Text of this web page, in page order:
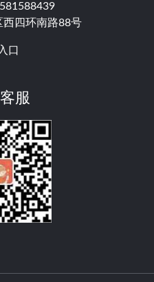
西四环南路88号
口
服